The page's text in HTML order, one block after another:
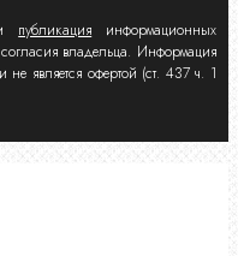
публикация информационных
владельца. Информация
является офертой (ст. 437 ч. 1